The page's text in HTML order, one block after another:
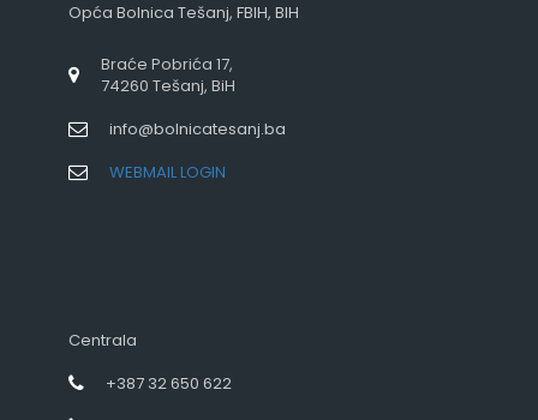
Opća Bolnica Tešanj, FBIH, BIH
Braće Pobrića 17,
74260 Tešanj, BiH
info@bolnicatesanj.ba
WEBMAIL LOGIN
Centrala
+387 32 650 622